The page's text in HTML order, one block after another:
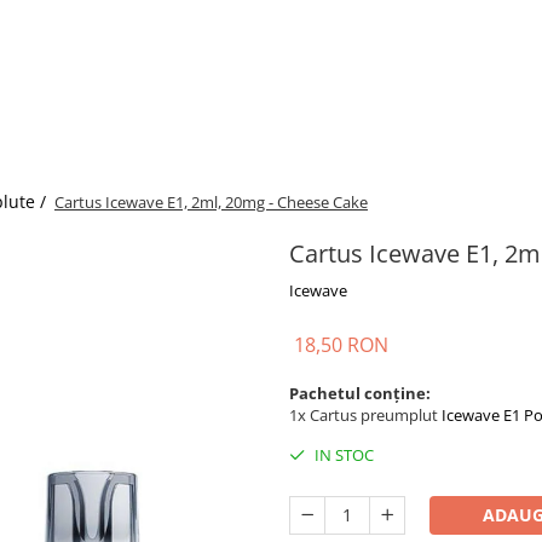
/ Cartus Icewave E1, 2ml, 20mg - Cheese Cake
Cartus Icewave E1,
Icewave
18,50 RON
Pachetul conține:
1x Cartus preumplut Icewave E1
IN STOC